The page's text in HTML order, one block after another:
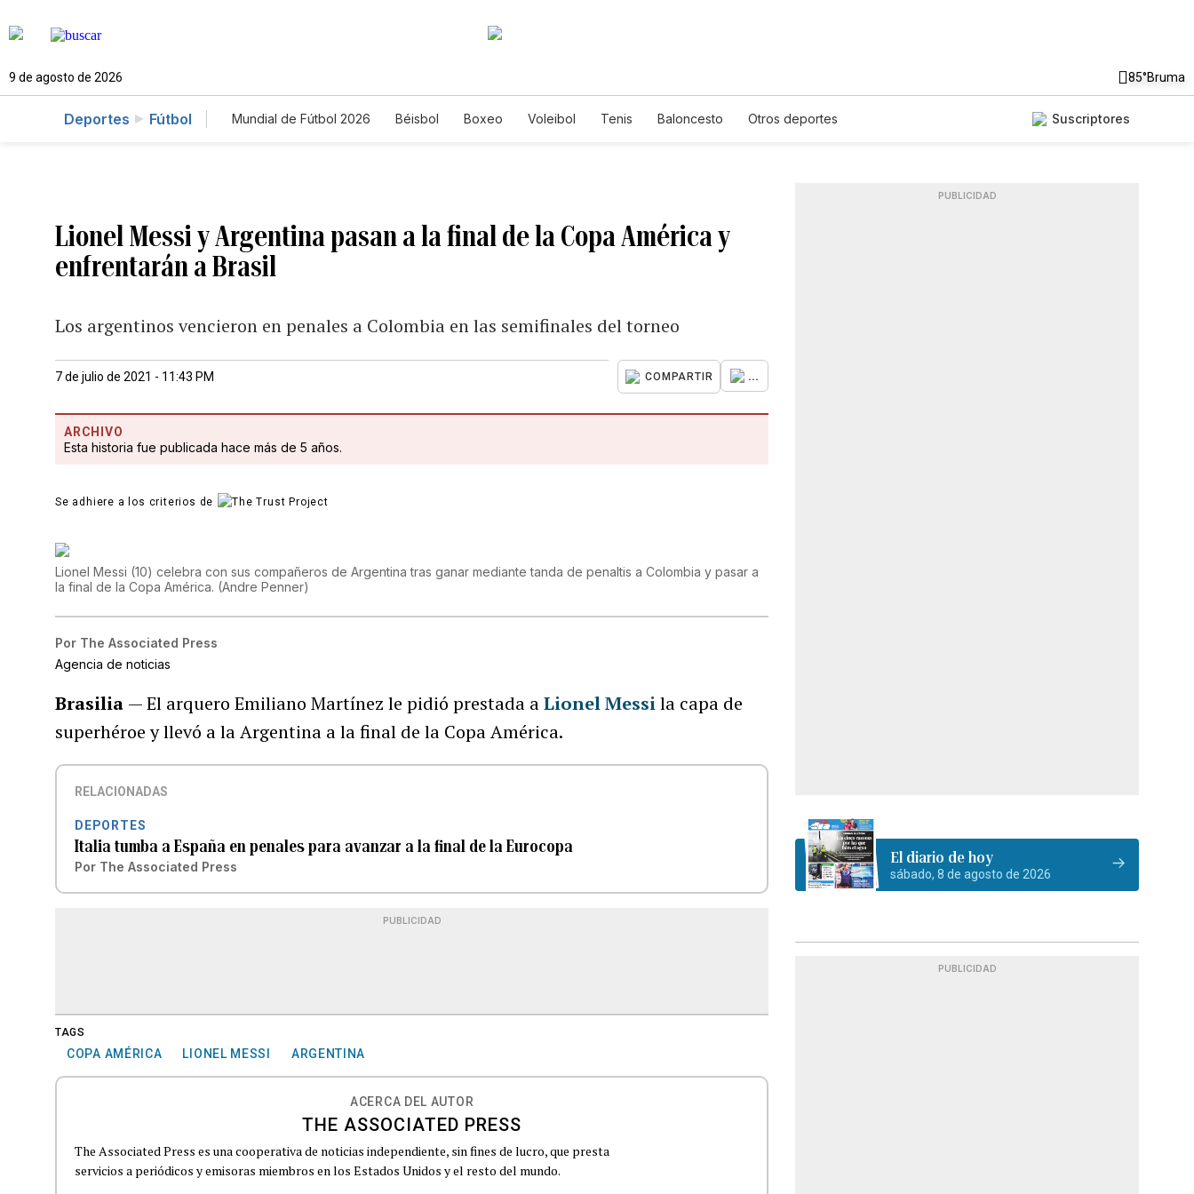
9 de agosto de 2026 85°Bruma
Deportes Fútbol Mundial de Fútbol 2026 Béisbol Boxeo Voleibol Tenis Baloncesto Otros deportes Suscriptores
Lionel Messi y Argentina pasan a la final de la Copa América y
enfrentarán a Brasil
Los argentinos vencieron en penales a Colombia en las semifinales del torneo
7 de julio de 2021 - 11:43 PM COMPARTIR ...
ARCHIVO
Esta historia fue publicada hace más de 5 años.
Se adhiere a los criterios de
Lionel Messi (10) celebra con sus compañeros de Argentina tras ganar mediante tanda de penaltis a Colombia y pasar a
la final de la Copa América. (Andre Penner)
Por The Associated Press
Agencia de noticias
Brasilia — El arquero Emiliano Martínez le pidió prestada aLionel Messila capa de
superhéroe y llevó a la Argentina a la final de la Copa América.
RELACIONADAS
DEPORTES
Italia tumba a España en penales para avanzar a la final de la Eurocopa
Por The Associated Press
PUBLICIDAD
TAGS
COPA AMÉRICA LIONEL MESSI ARGENTINA
ACERCA DEL AUTOR
THE ASSOCIATED PRESS
The Associated Press es una cooperativa de noticias independiente, sin fines de lucro, que presta
servicios a periódicos y emisoras miembros en los Estados Unidos y el resto del mundo.
PUBLICIDAD
El diario de hoy
sábado, 8 de agosto de 2026
PUBLICIDAD